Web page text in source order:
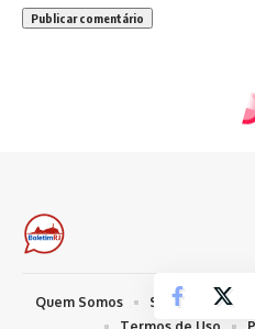
Quem Somos Sobre Nosso